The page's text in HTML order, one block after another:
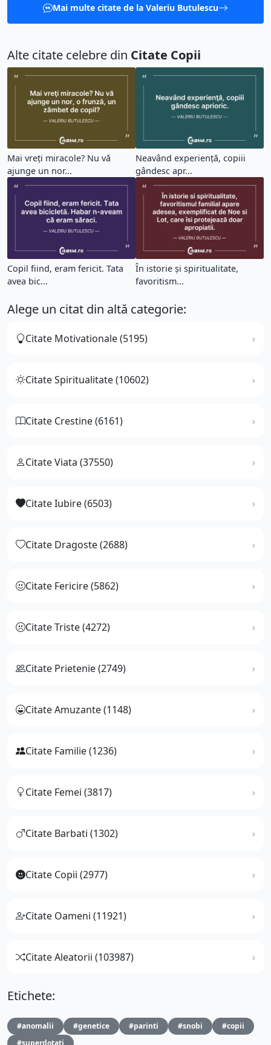
Mai multe citate de la Valeriu Butulescu
Alte citate celebre din Citate Copii
Mai vreţi miracole? Nu vă
ajunge un nor...
Neavând experienţă, copiii
gândesc apr...
Copil fiind, eram fericit. Tata
avea bic...
În istorie și spiritualitate,
favoritism...
Alege un citat din altă categorie:
Citate Motivationale (5195)
Citate Spiritualitate (10602)
Citate Crestine (6161)
Citate Viata (37550)
Citate Iubire (6503)
Citate Dragoste (2688)
Citate Fericire (5862)
Citate Triste (4272)
Citate Prietenie (2749)
Citate Amuzante (1148)
Citate Familie (1236)
Citate Femei (3817)
Citate Barbati (1302)
Citate Copii (2977)
Citate Oameni (11921)
Citate Aleatorii (103987)
Etichete:
#anomalii #genetice #parinti #snobi
#copii
#superdotati